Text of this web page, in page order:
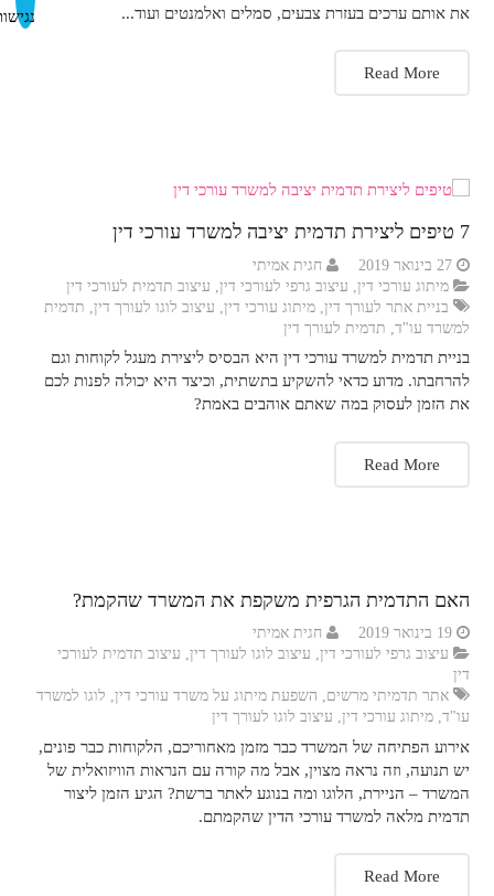
spellcheck גופן קריא
ניגודיות בהירה
format_underlined הוסף קו תחתון לקישורים
font_download סמן קישורים
את
כל
cached
השארת משוב
הצהרת נגישות
את אותם ערכים בעזרת צבעים, סמלים ואלמנטים ועוד...
Read More
7 טיפים ליצירת תדמית יציבה למשרד עורכי דין
27 בינואר 2019
חגית אמיתי
מיתוג עורכי דין עיצוב גרפי לעורכי דין עיצוב תדמית לעורכי דין
בניית אתר לעורך דין ,מיתוג עורכי דין עיצוב לוגו לעורך דין תדמית
למשרד עו"ד תדמית לעורך דין
בניית תדמית למשרד עורכי דין היא הבסיס ליצירת מעגל לקוחות וגם
להרחבתו. מדוע כדאי להשקיע בתשתית, וכיצד היא יכולה לפנות לכם
את הזמן לעסוק במה שאתם אוהבים באמת?
Read More
האם התדמית הגרפית משקפת את המשרד שהקמת?
19 בינואר 2019
חגית אמיתי
עיצוב גרפי לעורכי דין, עיצוב לוגו לעורך דין, עיצוב תדמית לעורכי
דין
אתר תדמיתי מרשים, השפעת מיתוג על משרד עורכי דין, לוגו למשרד
עו"ד,מיתוג עורכי דין, עיצוב לוגו לעורך דין
אירוע הפתיחה של המשרד כבר מזמן מאחוריכם, הלקוחות כבר פונים,
יש תנועה, וזה נראה מצוין, אבל מה קורה עם הנראות הוויזואלית של
המשרד – הניירת, הלוגו ומה בנוגע לאתר ברשת? הגיע הזמן ליצור
תדמית מלאה למשרד עורכי הדין שהקמתם.
Read More